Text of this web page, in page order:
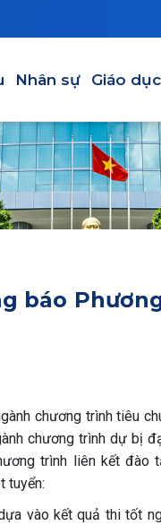
Nhân sự Giáo dục
báo
chương trình tiêu
chương trình dự bị
trình liên kết đào
tuyển:
vào kết quả thi tốt